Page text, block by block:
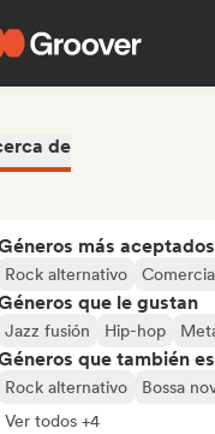
de
más aceptados
Rock alternativo
que le gustan
Jazz fusión Hip-hop
que también
Rock alternativo Bossa
Ver todos +4